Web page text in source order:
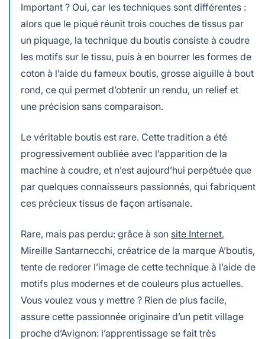
Important ? Oui, car les techniques sont différentes :
alors que le piqué réunit trois couches de tissus par
un piquage, la technique du boutis consiste à coudre
les motifs sur le tissu, puis à en bourrer les formes de
coton à l’aide du fameux boutis, grosse aiguille à bout
rond, ce qui permet d’obtenir un rendu, un relief et
une précision sans comparaison.
Le véritable boutis est rare. Cette tradition a été
progressivement oubliée avec l’apparition de la
machine à coudre, et n’est aujourd’hui perpétuée que
par quelques connaisseurs passionnés, qui fabriquent
ces précieux tissus de façon artisanale.
Rare, mais pas perdu: grâce à son site Internet,
Mireille Santarnecchi, créatrice de la marque A’boutis,
tente de redorer l’image de cette technique à l’aide de
motifs plus modernes et de couleurs plus actuelles.
Vous voulez vous y mettre ? Rien de plus facile,
assure cette passionnée originaire d’un petit village
proche d’Avignon: l’apprentissage se fait très